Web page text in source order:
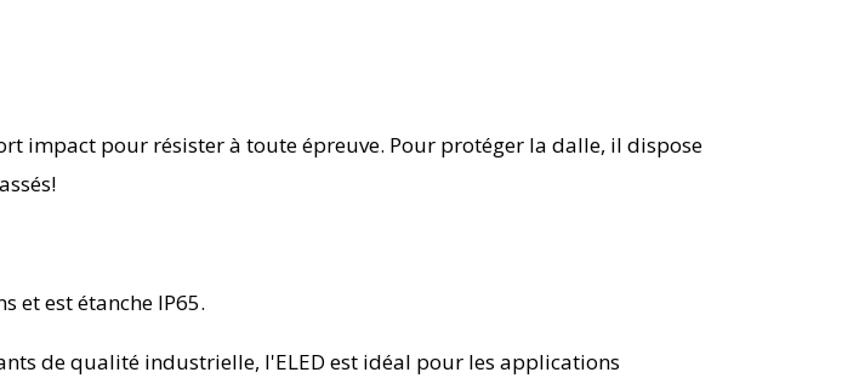
pour résister à toute épreuve. Pour protéger la dalle, il dispose
et est étanche IP65.
de qualité industrielle, l'ELED est idéal pour les applications